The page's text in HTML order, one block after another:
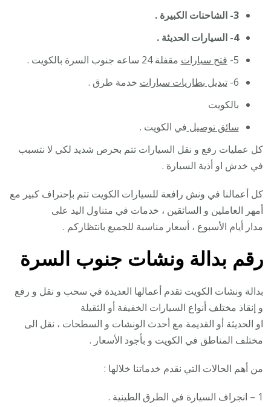
3- الشاحنات الكبيرة .
4- السيارات الحديثة .
5- فتح سيارات مقفلة 24 ساعه جنوب السرة بالكويت .
6- تبديل بطاريات سيارات خدمة طرق .
بالكويت
سائق توصيل في الكويت .
كل عمليات رفع و نقل السيارات تتم بحرص شديد لكي لا نتسبب
في خدش او أذية السيارة .
كل أعمالنا في ونش رافعة للسيارات الكويت تتم بإحتراف كبير مع
أمهر العاملين و السائقين ، خدمات في متناول اليد على
مدار أيام الأسبوع ، أسعار مناسبة للجميع بانتظاركم .
رقم بدالة ونشات جنوب السرة
بدالة ونشات الكويت تقدم أعمالها العديدة في سحب و نقل و رفع
و إنقاذ مختلف أنواع السيارات الخفيفة أو الثقيلة
او الحديثة أو القديمة مع أحدث الونشات و السطحات ، نقل الى
مختلف المناطق في الكويت و بأجود الأسعار .
من أهم الحالات التي نقدم خدماتنا خلالها :
1 – انجراف السيارة في الطرق الطينية .